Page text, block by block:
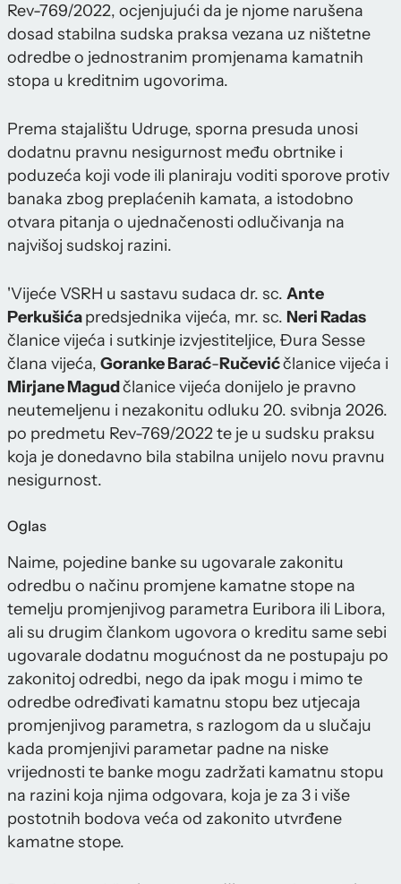
Rev-769/2022, ocjenjujući da je njome narušena
dosad stabilna sudska praksa vezana uz ništetne
odredbe o jednostranim promjenama kamatnih
stopa u kreditnim ugovorima.
Prema stajalištu Udruge, sporna presuda unosi
dodatnu pravnu nesigurnost među obrtnike i
poduzeća koji vode ili planiraju voditi sporove protiv
banaka zbog preplaćenih kamata, a istodobno
otvara pitanja o ujednačenosti odlučivanja na
najvišoj sudskoj razini.
'Vijeće VSRH u sastavu sudaca dr. sc. Ante
Perkušićapredsjednika vijeća, mr. sc. Neri Radas
članice vijeća i sutkinje izvjestiteljice, Đura Sesse
člana vijeća, Goranke Barać-Ručevićčlanice vijeća i
Mirjane Magudčlanice vijeća donijelo je pravno
neutemeljenu i nezakonitu odluku 20. svibnja 2026.
po predmetu Rev-769/2022 te je u sudsku praksu
koja je donedavno bila stabilna unijelo novu pravnu
nesigurnost.
Oglas
Naime, pojedine banke su ugovarale zakonitu
odredbu o načinu promjene kamatne stope na
temelju promjenjivog parametra Euribora ili Libora,
ali su drugim člankom ugovora o kreditu same sebi
ugovarale dodatnu mogućnost da ne postupaju po
zakonitoj odredbi, nego da ipak mogu i mimo te
odredbe određivati kamatnu stopu bez utjecaja
promjenjivog parametra, s razlogom da u slučaju
kada promjenjivi parametar padne na niske
vrijednosti te banke mogu zadržati kamatnu stopu
na razini koja njima odgovara, koja je za 3 i više
postotnih bodova veća od zakonito utvrđene
kamatne stope.